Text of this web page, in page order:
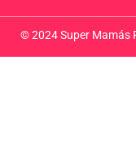
© 2024 Super Mamás